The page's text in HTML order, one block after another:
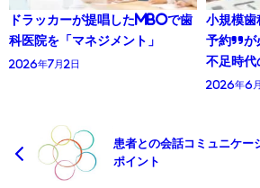
ドラッカーが提唱したMBOで歯
科医院を「マネジメント」
2026年7月2日
小規模
予約”が
不足時
2026年6月
患者との会話コミュニケー
ポイント